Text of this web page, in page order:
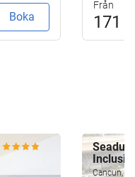
Boka
Från
171
Cancun,